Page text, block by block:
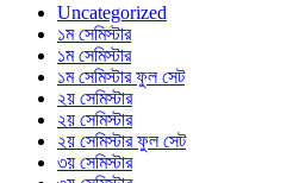
Uncategorized
১ম সেমিস্টার
১ম সেমিস্টার
১ম সেমিস্টার ফুল সেট
২য় সেমিস্টার
২য় সেমিস্টার
২য় সেমিস্টার ফুল সেট
৩য় সেমিস্টার